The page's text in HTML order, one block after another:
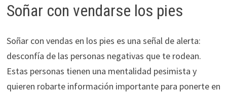
Soñar con vendarse los pies
Soñar con vendas en los pies es una señal de alerta:
desconfía de las personas negativas que te rodean.
Estas personas tienen una mentalidad pesimista y
quieren robarte información importante para ponerte en